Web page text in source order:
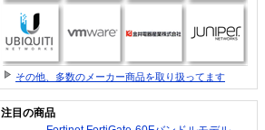
その他、多数のメーカー商品を取り扱ってます
注目の商品